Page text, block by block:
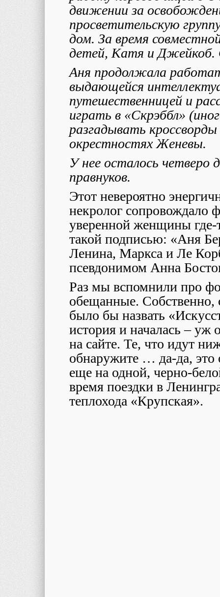
движении за
просветительскую
дом. За время
детей, Катя и Джейкоб.
Аня продолжала
выдающейся
путешественницей и
играть в «Скрэббл»
разгадывать
окрестностях Женевы.
У нее осталось четверо
правнуков.
Этот невероятно
некролог сопровождало
уверенной женщины где-
такой подписью: «Аня
Ленина, Маркса и Ле
псевдонимом Анна
Раз мы вспомнили про
обещанные. Собственно,
было бы назвать
история и началась – уж
на сайте. Те, что идут
обнаружите … да-да,
еще на одной, черно-
время поездки в
теплохода «Крупская».